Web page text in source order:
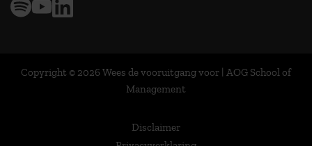
Copyright © 2026 Wees de vooruitgang voor | AOG School of
Management
Disclaimer